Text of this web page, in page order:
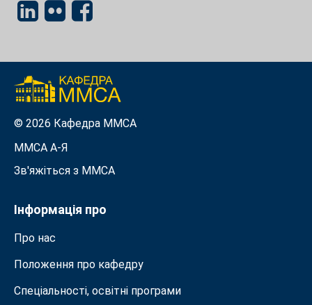
© 2026 Кафедра ММСА
ММСА A-Я
Зв'яжіться з MMСА
Інформація про
Про нас
Положення про кафедру
Спеціальності, освітні програми